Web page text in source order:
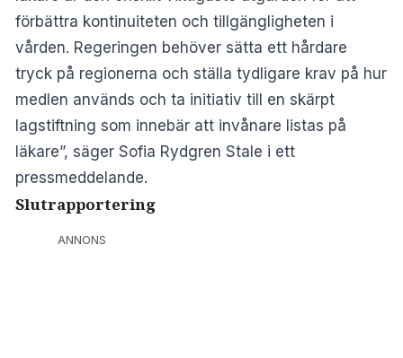
förbättra kontinuiteten och tillgängligheten i
vården. Regeringen behöver sätta ett hårdare
tryck på regionerna och ställa tydligare krav på hur
medlen används och ta initiativ till en skärpt
lagstiftning som innebär att invånare listas på
läkare”, säger Sofia Rydgren Stale i ett
pressmeddelande.
Slutrapportering
ANNONS